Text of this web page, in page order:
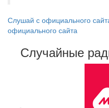
Слушай с официального
официального сайта
Случайные